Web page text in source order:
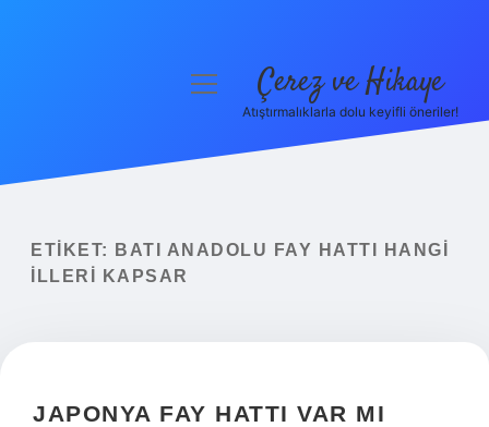
Yasal Uyarı
menüyü Çerez ve Hikaye
Atıştırmalıklarla dolu keyifli öneriler!
ETIKET:
BATI ANADOLU FAY HATTI HANGI
ILLERI KAPSAR
JAPONYA FAY HATTI VAR MI